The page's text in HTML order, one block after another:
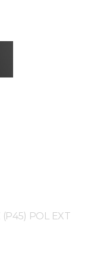
(P45) POL EXT